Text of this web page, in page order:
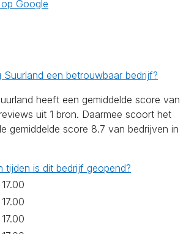
Google
Suurland een betrouwbaar bedrijf?
heeft een gemiddelde score van
uit 1 bron. Daarmee scoort het
gemiddelde score 8.7 van bedrijven in
tijden is dit bedrijf geopend?